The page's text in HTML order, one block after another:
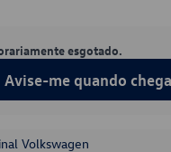
esgotado.
Avise-me quando
Volkswagen